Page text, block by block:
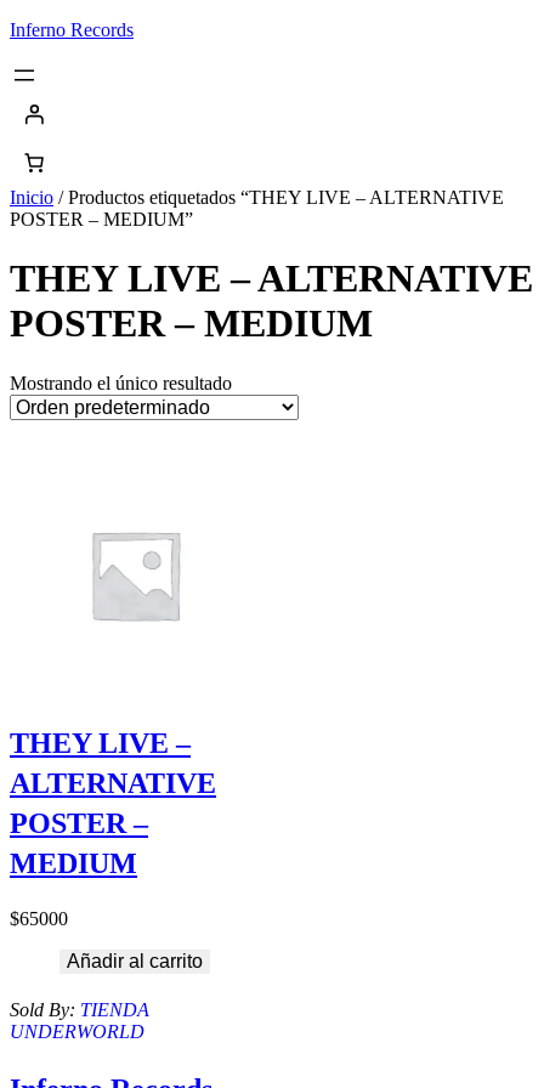
Saltar
contenido
Inferno Records
Inicio / Productos etiquetados “THEY LIVE – ALTERNATIVE
POSTER – MEDIUM”
THEY LIVE – ALTERNATIVE
POSTER – MEDIUM
Mostrando el único resultado
THEY LIVE –
ALTERNATIVE
POSTER –
MEDIUM
$65000
Añadir al carrito
Sold By: TIENDA
UNDERWORLD